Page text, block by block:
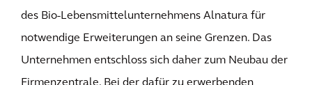
des Bio-Lebensmittelunternehmens Alnatura für
notwendige Erweiterungen an seine Grenzen. Das
Unternehmen entschloss sich daher zum Neubau der